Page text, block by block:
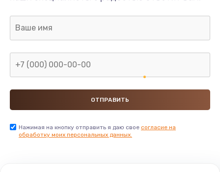
Нажимая на кнопку отправить я даю свое согласие на
обработку моих персональных данных.